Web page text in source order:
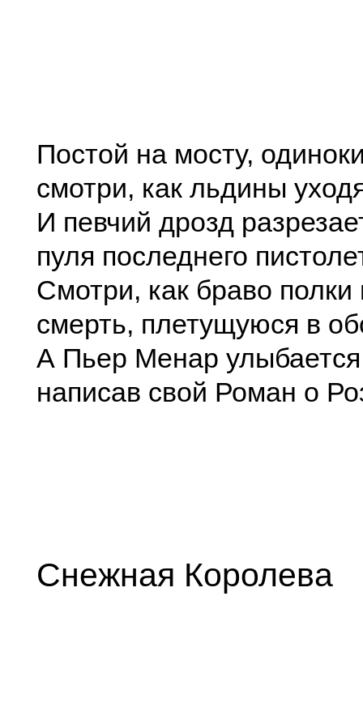
Постой на мосту,
смотри, как льдины
И певчий дрозд
пуля последнего
Смотри, как браво
смерть, плетущуюся в
А Пьер Менар
написав свой Роман о
Снежная Королева